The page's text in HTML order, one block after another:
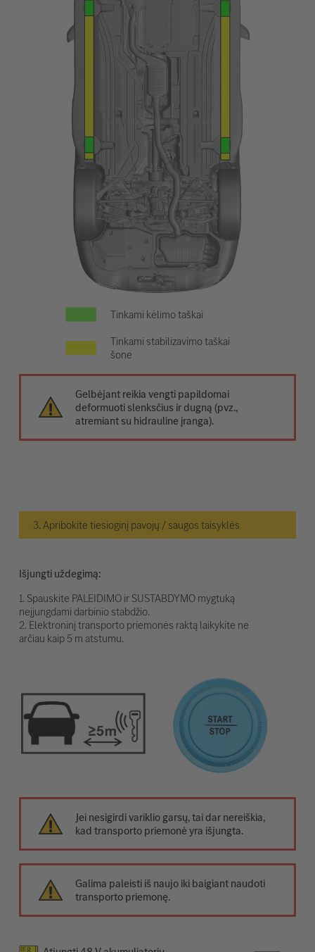
Tinkami kėlimo taškai
Tinkami stabilizavimo taškai
šone
Gelbėjant reikia vengti papildomai
deformuoti slenksčius ir dugną (pvz.,
atremiant su hidrauline įranga).
3. Apribokite tiesioginį pavojų / saugos taisyklės
Išjungti uždegimą:
1. Spauskite PALEIDIMO ir SUSTABDYMO mygtuką
neįjungdami darbinio stabdžio.
2. Elektroninį transporto priemonės raktą laikykite ne
arčiau kaip 5 m atstumu.
Jei nesigirdi variklio garsų, tai dar nereiškia,
kad transporto priemonė yra išjungta.
Galima paleisti iš naujo iki baigiant naudoti
transporto priemonę.